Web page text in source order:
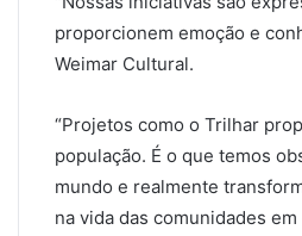
proporcionem emoção e
Weimar Cultural.
“Projetos como o Trilhar
população. É o que temos
mundo e realmente
na vida das comunidades